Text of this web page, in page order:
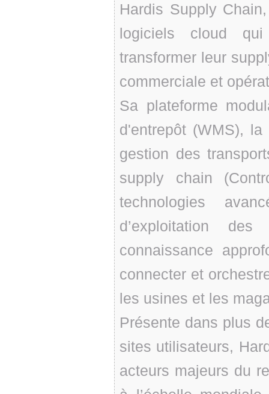
Hardis Supply
logiciels cloud
transformer leur
commerciale et
Sa plateforme
d'entrepôt (WMS),
gestion des
supply chain
technologies
d’exploitation
connaissance
connecter et
les usines et les
Présente dans plus
sites utilisateurs,
acteurs majeurs du